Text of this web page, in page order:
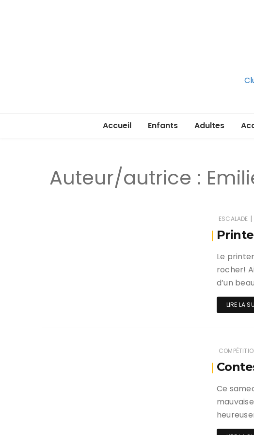
Accueil Enfants
Stage été 2026
Adultes
ASSA Section
(licence
passeport
Devenir
Créer une
officiel sur
Tutoriel SPOND
Programme
Auteur/autrice :
ESCALADE |
Le
rocher!
d’un
LIRE LA
Ce